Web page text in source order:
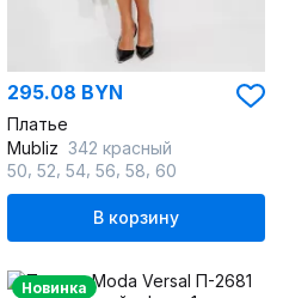
295.08 BYN
Платье
Mubliz 342 красный
50 52 54 56 58 60
В корзину
Новинка